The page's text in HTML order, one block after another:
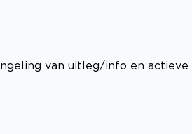
van uitleg/info en actieve